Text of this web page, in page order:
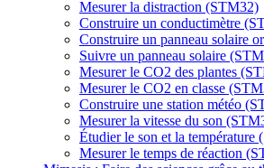
Mesurer la distraction (STM32)
Construire un conductimètre
Construire un panneau solaire
Suivre un panneau solaire
Mesurer le CO2 des plantes
Mesurer le CO2 en classe
Construire une station météo
Mesurer la vitesse du son
Étudier le son et la température
Mesurer le temps de réaction